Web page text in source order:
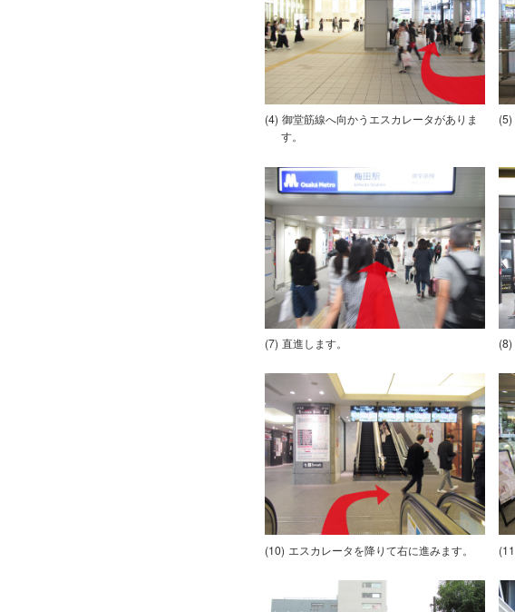
御堂筋線へ向かうエスカレータがありま
す。
直進します。
エスカレータを降りて右に進みます。